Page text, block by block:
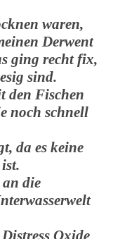
waren,
Derwent
ging recht fix,
sind.
den Fischen
noch schnell
da es keine
die
Oxide